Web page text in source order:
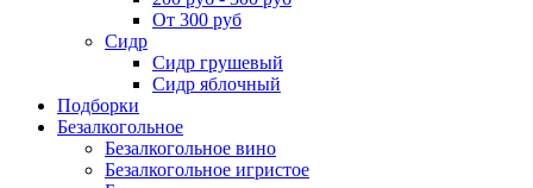
От 300 руб
Сидр
Сидр грушевый
Сидр яблочный
Подборки
Безалкогольное
Безалкогольное вино
Безалкогольное игристое